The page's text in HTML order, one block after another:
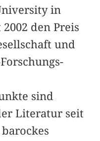
in
den Preis
und
sind
Literatur seit